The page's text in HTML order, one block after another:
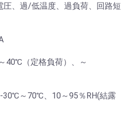
圧、過/低温度、過負荷、回路短
40℃（定格負荷）、～
-30℃～70℃、10～95％RH(結露